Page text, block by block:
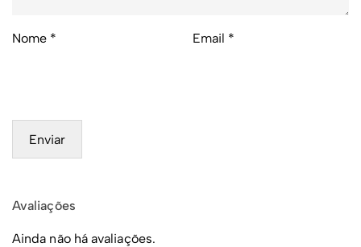
Nome * Email *
Avaliações
Ainda não há avaliações.